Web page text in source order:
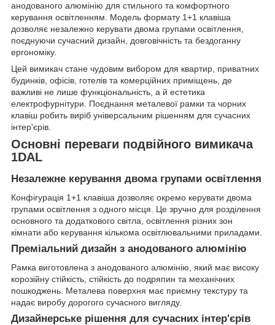
анодованого алюмінію для стильного та комфортного
керування освітленням. Модель формату 1+1 клавіша
дозволяє незалежно керувати двома групами освітлення,
поєднуючи сучасний дизайн, довговічність та бездоганну
ергономіку.
Цей вимикач стане чудовим вибором для квартир, приватних
будинків, офісів, готелів та комерційних приміщень, де
важливі не лише функціональність, а й естетика
електрофурнітури. Поєднання металевої рамки та чорних
клавіш робить виріб універсальним рішенням для сучасних
інтер'єрів.
Основні переваги подвійного вимикача
1DAL
Незалежне керування двома групами освітлення
Конфігурація 1+1 клавіша дозволяє окремо керувати двома
групами освітлення з одного місця. Це зручно для розділення
основного та додаткового світла, освітлення різних зон
кімнати або керування кількома освітлювальними приладами.
Преміальний дизайн з анодованого алюмінію
Рамка виготовлена з анодованого алюмінію, який має високу
корозійну стійкість, стійкість до подряпин та механічних
пошкоджень. Металева поверхня має приємну текстуру та
надає виробу дорогого сучасного вигляду.
Дизайнерське рішення для сучасних інтер'єрів